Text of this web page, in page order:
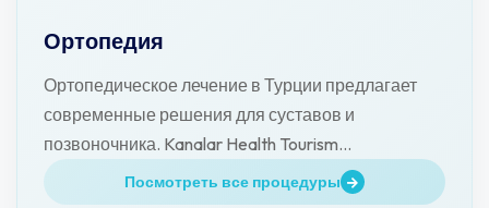
Ортопедия
Ортопедическое лечение в Турции предлагает
современные решения для суставов и
позвоночника. Kanalar Health Tourism
сопровождает пациентов.
Посмотреть все процедуры